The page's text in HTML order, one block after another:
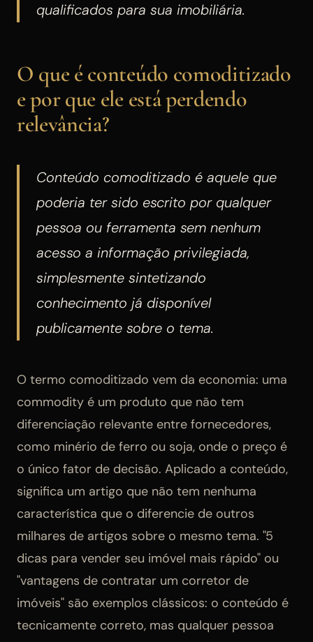
qualificados para sua imobiliária.
O que é conteúdo comoditizado
e por que ele está perdendo
relevância?
Conteúdo comoditizado é aquele que
poderia ter sido escrito por qualquer
pessoa ou ferramenta sem nenhum
acesso a informação privilegiada,
simplesmente sintetizando
conhecimento já disponível
publicamente sobre o tema.
O termo comoditizado vem da economia: uma
commodity é um produto que não tem
diferenciação relevante entre fornecedores,
como minério de ferro ou soja, onde o preço é
o único fator de decisão. Aplicado a conteúdo,
significa um artigo que não tem nenhuma
característica que o diferencie de outros
milhares de artigos sobre o mesmo tema. "5
dicas para vender seu imóvel mais rápido" ou
"vantagens de contratar um corretor de
imóveis" são exemplos clássicos: o conteúdo é
tecnicamente correto, mas qualquer pessoa